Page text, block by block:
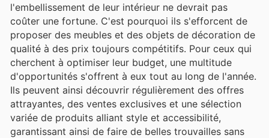
l'embellissement de leur intérieur ne devrait pas
coûter une fortune. C'est pourquoi ils s'efforcent de
proposer des meubles et des objets de décoration de
qualité à des prix toujours compétitifs. Pour ceux qui
cherchent à optimiser leur budget, une multitude
d'opportunités s'offrent à eux tout au long de l'année.
Ils peuvent ainsi découvrir régulièrement des offres
attrayantes, des ventes exclusives et une sélection
variée de produits alliant style et accessibilité,
garantissant ainsi de faire de belles trouvailles sans